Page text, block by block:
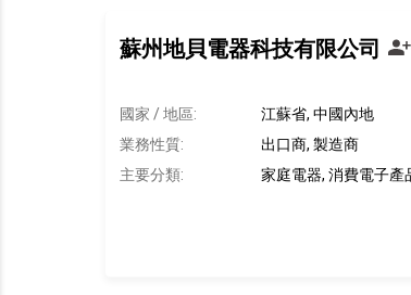
蘇州地貝電器科技有限公司
國家 / 地區:
江蘇省, 中國內地
業務性質:
出口商, 製造商
主要分類:
家庭電器, 消費電子產